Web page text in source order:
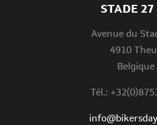
STADE 27
Avenue du
4910
Belgique
Tél.: